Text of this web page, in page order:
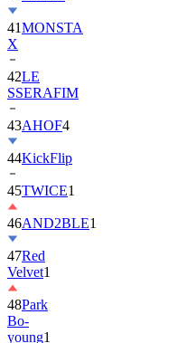
41MONSTA
X
42LE
SSERAFIM
43AHOF4
44KickFlip
45TWICE1
46AND2BLE1
47Red
Velvet1
48Park
Bo-
young1